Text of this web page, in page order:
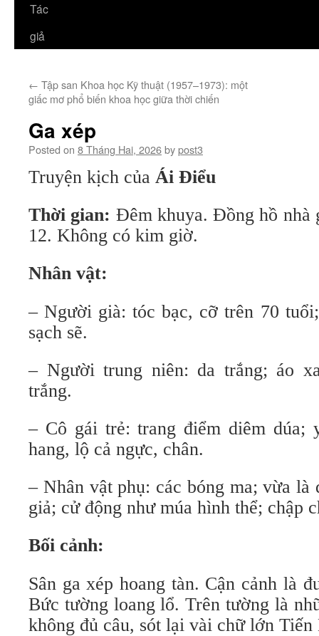
Tác
giả
← Tập san Khoa học Kỹ thuật (1957–1973): một
giấc mơ phổ biến khoa học giữa thời chiến
Ga xép
Posted on 8 Tháng Hai, 2026bypost3
Truyện kịch của Ái Điểu
Thời gian: Đêm khuya. Đồng hồ nhà
12. Không có kim giờ.
Nhân vật:
– Người già: tóc bạc, cỡ trên 70
sạch sẽ.
– Người trung niên: da trắng; áo
trắng.
– Cô gái trẻ: trang điểm diêm dúa;
hang, lộ cả ngực, chân.
– Nhân vật phụ: các bóng ma; vừa
giả; cử động như múa hình thể; chập
Bối cảnh:
Sân ga xép hoang tàn. Cận cảnh là
Bức tường loang lổ. Trên tường là
không đủ câu, sót lại vài chữ lớn